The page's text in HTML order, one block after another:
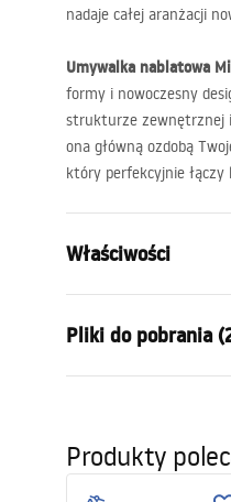
nadaje całej aranżacji
Umywalka nablatowa
formy i nowoczesny
strukturze zewnętrznej
ona główną ozdobą
który perfekcyjnie łączy
Właściwości
Materiał:
Wykończenie:
Długość:
Pliki do pobrania
Basin.pdf
Produkty